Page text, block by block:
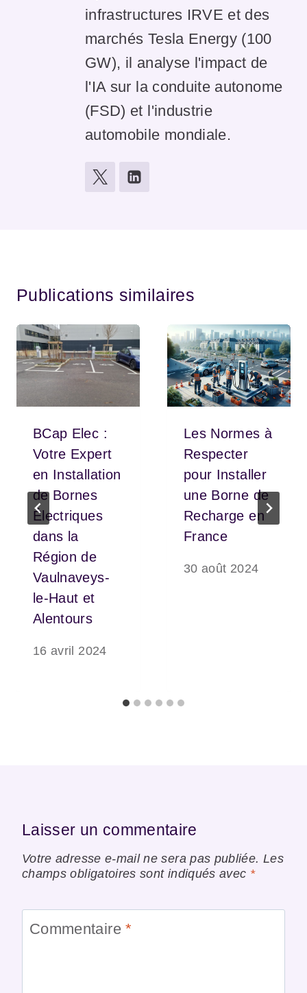
infrastructures IRVE et des
marchés Tesla Energy (100
GW), il analyse l'impact de
l'IA sur la conduite autonome
(FSD) et l'industrie
automobile mondiale.
Publications similaires
BCap Elec :
Votre Expert
en Installation
de Bornes
Électriques
dans la
Région de
Vaulnaveys-
le-Haut et
Alentours
16 avril 2024
Les Normes à
Respecter
pour Installer
une Borne de
Recharge en
France
30 août 2024
Laisser un commentaire
Votre adresse e-mail ne sera pas publiée. Les
champs obligatoires sont indiqués avec *
Commentaire*